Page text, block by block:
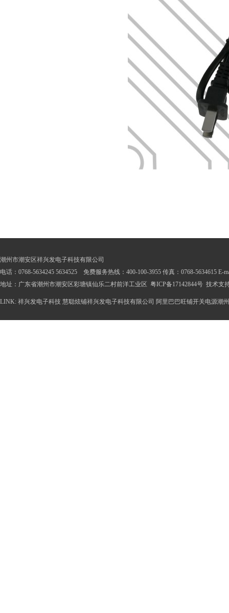
潮州市潮安区祥兴发电子科技有限公司
电话：0768-5634245 5634525 免费服务热线：400-100-3955 传真：0768-5634615 E-
地址：广东省潮州市潮安区彩塘镇仙乐二村前洋工业区 粤ICP备17142844号 技术支
LINK: 祥兴发电子科技 慧聪炫铺祥兴发电子科技有限公司 阿里巴巴旺铺开关电源潮